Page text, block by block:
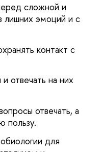
сложной и
лишних эмоций и с
контакт с
отвечать на них
отвечать, а
пользу.
для